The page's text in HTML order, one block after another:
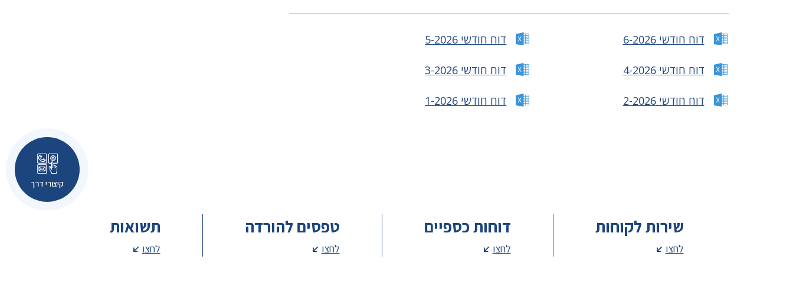
קיצורי דרך
דוח חודשי 6-2026 דוח חודשי 5-2026
דוח חודשי 4-2026 דוח חודשי 3-2026
דוח חודשי 2-2026 דוח חודשי 1-2026
שירות לקוחות
לחצו
דוחות כספיים
לחצו
טפסים להורדה
לחצו
תשואות
לחצו